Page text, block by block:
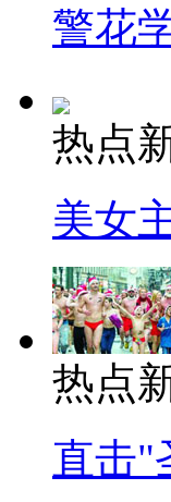
警花
热点
美女
热点
直击"